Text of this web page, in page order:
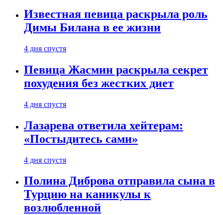
Известная певица раскрыла роль
Димы Билана в ее жизни
4 дня спустя
Певица Жасмин раскрыла секрет
похудения без жестких диет
4 дня спустя
Лазарева ответила хейтерам:
«Постыдитесь сами»
4 дня спустя
Полина Диброва отправила сына в
Турцию на каникулы к
возлюбленной